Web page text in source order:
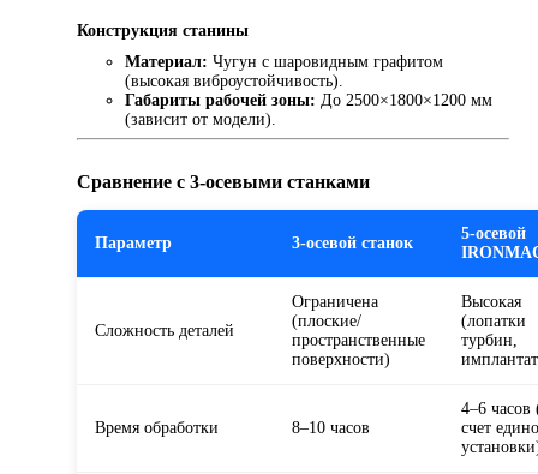
Конструкция станины
Материал: Чугун с шаровидным графитом
(высокая виброустойчивость).
Габариты рабочей зоны: До 2500×1800×1200 мм
(зависит от модели).
Сравнение с 3-осевыми станками
Параметр 3-осевой станок
5-осевой
Сложность деталей
Ограничена
(плоские/
пространственные
поверхности)
Высокая
(лопатки
турбин,
Время обработки 8–10 часов
4–6 часов
счет